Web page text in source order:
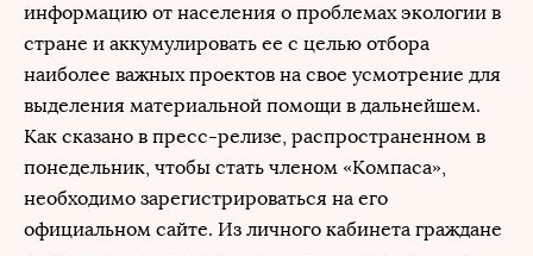
информацию от населения о проблемах экологии в
стране и аккумулировать ее с целью отбора
наиболее важных проектов на свое усмотрение для
выделения материальной помощи в дальнейшем.
Как сказано в пресс-релизе, распространенном в
понедельник, чтобы стать членом «Компаса»,
необходимо зарегистрироваться на его
официальном сайте. Из личного кабинета граждане